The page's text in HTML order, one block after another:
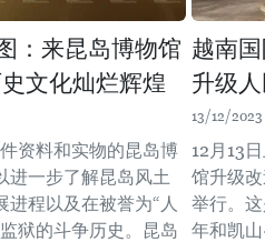
：来昆岛博物馆
文化灿烂辉煌
资料和实物的昆岛博
进一步了解昆岛风土
进程以及在被誉为“人
狱的斗争历史。昆岛
越南
升级
13/12/
12月13
馆升级
举行。
年和凯